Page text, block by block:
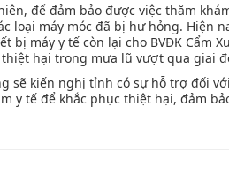
để đảm bảo được việc thăm
loại máy móc đã bị hư hỏng. Hiện
bị máy y tế còn lại cho BVĐK Cẩm
hại trong mưa lũ vượt qua giai
sẽ kiến nghị tỉnh có sự hỗ trợ đối
y tế để khắc phục thiệt hại, đảm